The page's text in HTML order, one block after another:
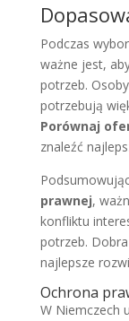
Podczas
ważne jest,
potrzeb.
potrzebują
Porównaj
znaleźć
prawnej,
konfliktu
potrzeb.
najlepsze
Ochrona
W Niemczech